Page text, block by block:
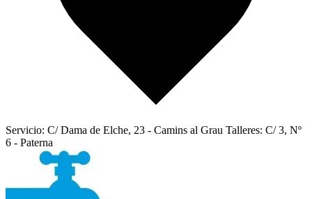
Servicio: C/ Dama de Elche, 23 - Camins al Grau Talleres: C/ 3, Nº
6 - Paterna